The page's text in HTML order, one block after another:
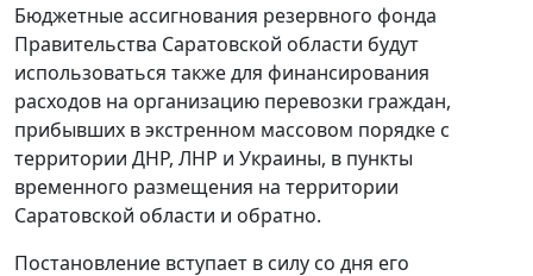
Бюджетные ассигнования резервного фонда
Правительства Саратовской области будут
использоваться также для финансирования
расходов на организацию перевозки граждан,
прибывших в экстренном массовом порядке с
территории ДНР, ЛНР и Украины, в пункты
временного размещения на территории
Саратовской области и обратно.
Постановление вступает в силу со дня его